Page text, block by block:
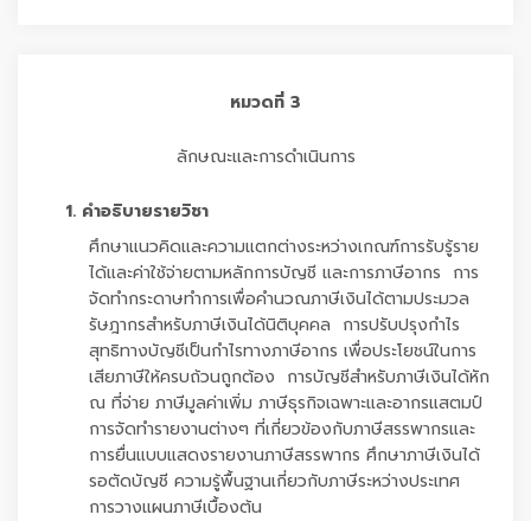
หมวดที่ 3
ลักษณะและการดำเนินการ
1. คำอธิบายรายวิชา
ศึกษาแนวคิดและความแตกต่างระหว่างเกณฑ์การรับรู้ราย
ได้และค่าใช้จ่ายตามหลักการบัญชี และการภาษีอากร การ
จัดทำกระดาษทำการเพื่อคำนวณภาษีเงินได้ตามประมวล
รัษฎากรสำหรับภาษีเงินได้นิติบุคคล การปรับปรุงกำไร
สุทธิทางบัญชีเป็นกำไรทางภาษีอากร เพื่อประโยชน์ในการ
เสียภาษีให้ครบถ้วนถูกต้อง การบัญชีสำหรับภาษีเงินได้หัก
ณ ที่จ่าย ภาษีมูลค่าเพิ่ม ภาษีธุรกิจเฉพาะและอากรแสตมป์
การจัดทำรายงานต่างๆ ที่เกี่ยวข้องกับภาษีสรรพากรและ
การยื่นแบบแสดงรายงานภาษีสรรพากร ศึกษาภาษีเงินได้
รอตัดบัญชี ความรู้พื้นฐานเกี่ยวกับภาษีระหว่างประเทศ
การวางแผนภาษีเบื้องต้น